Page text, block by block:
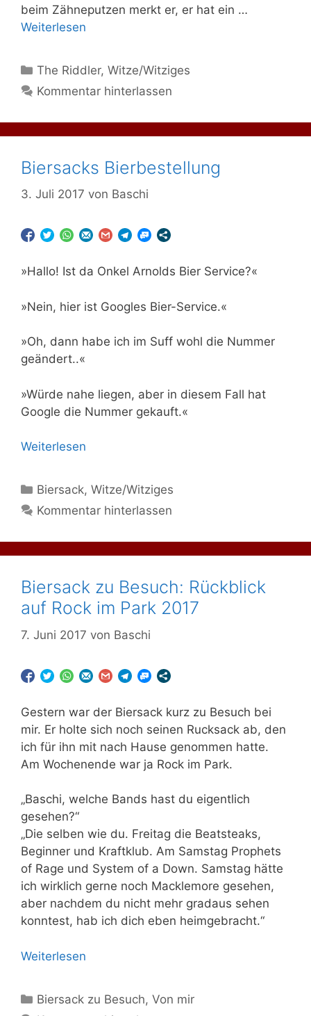
beim Zähneputzen merkt er, er hat ein …
Weiterlesen
Kategorien
The Riddler,Witze/Witziges
Kommentar hinterlassen
Biersacks Bierbestellung
3. Juli 2017 von Baschi
»Hallo! Ist da Onkel Arnolds Bier Service?«
»Nein, hier ist Googles Bier-Service.«
»Oh, dann habe ich im Suff wohl die Nummer
geändert..«
»Würde nahe liegen, aber in diesem Fall hat
Google die Nummer gekauft.«
Weiterlesen
Kategorien
Biersack,Witze/Witziges
Kommentar hinterlassen
Biersack zu Besuch: Rückblick
auf Rock im Park 2017
7. Juni 2017 von Baschi
Gestern war der Biersack kurz zu Besuch bei
mir. Er holte sich noch seinen Rucksack ab, den
ich für ihn mit nach Hause genommen hatte.
Am Wochenende war ja Rock im Park.
„Baschi, welche Bands hast du eigentlich
gesehen?“
„Die selben wie du. Freitag die Beatsteaks,
Beginner und Kraftklub. Am Samstag Prophets
of Rage und System of a Down. Samstag hätte
ich wirklich gerne noch Macklemore gesehen,
aber nachdem du nicht mehr gradaus sehen
konntest, hab ich dich eben heimgebracht.“
Weiterlesen
Kategorien
Biersack zu Besuch,Von mir